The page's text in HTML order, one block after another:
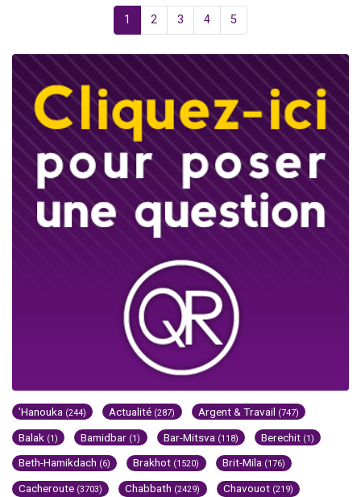
1 2 3 4 5
'Hanouka (244) Actualité (287) Argent & Travail (747)
Balak (1) Bamidbar (1) Bar-Mitsva (118) Berechit (1)
Beth-Hamikdach (6) Brakhot (1520) Brit-Mila (176)
Cacheroute (3703) Chabbath (2429) Chavouot (219)